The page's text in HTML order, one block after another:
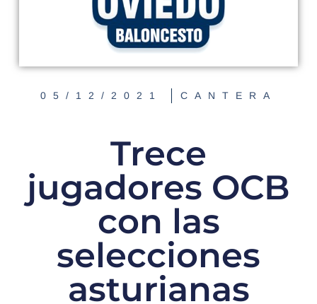
05/12/2021 CANTERA
Trece
jugadores OCB
con las
selecciones
asturianas